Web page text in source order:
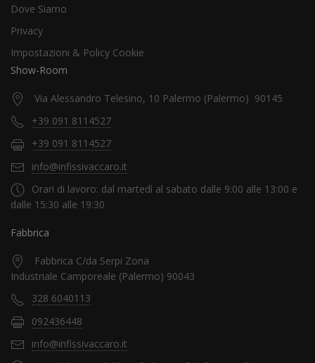
Dove Siamo
Privacy
Impostazioni & Policy Cookie
Show-Room
Via Alessandro Telesino, 10 Palermo (Palermo) 90145
+39 091 8114527
+39 091 8114527
info@infissivaccaro.it
Orari di lavoro: dal martedì al sabato dalle 9:00 alle 13:00 e
dalle 15:30 alle 19:30
Fabbrica
Fabbrica C/da Serpi Zona
Industriale Camporeale (Palermo) 90043
328 6040113
092436448
info@infissivaccaro.it